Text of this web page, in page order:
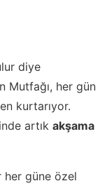
diye
Mutfağı, her gün
kurtarıyor.
artık akşama
her güne özel